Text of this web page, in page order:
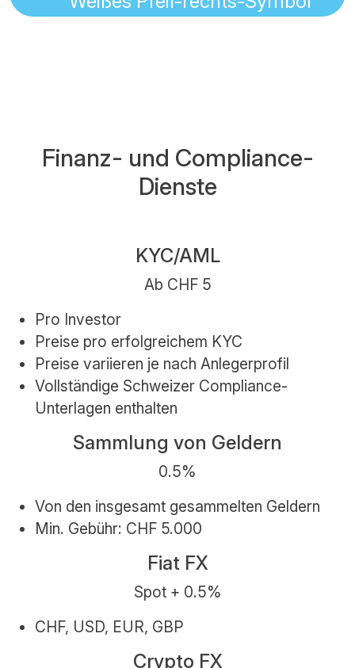
Finanz- und Compliance-
Dienste
KYC/AML
Ab CHF 5
Pro Investor
Preise pro erfolgreichem KYC
Preise variieren je nach Anlegerprofil
Vollständige Schweizer Compliance-
Unterlagen enthalten
Sammlung von Geldern
0.5%
Von den insgesamt gesammelten Geldern
Min. Gebühr: CHF 5.000
Fiat FX
Spot + 0.5%
CHF, USD, EUR, GBP
Crypto FX